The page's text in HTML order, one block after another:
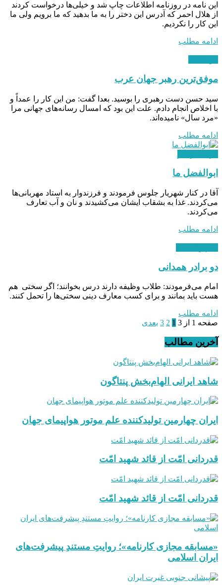
این نامه در روزنامه اطلاعات چاپ شد و خیلی‌ها درخواست کردند
از هلال‌ احمر که آدرس این دختر را به ما بدهید که ما برویم ولی ما
این کار را نکردیم.
ادامه مطلب
موفق‌ترین رهبر جهان عرب
سید حسن دست رهبری را بوسید. بعدا گفت: من این کار را عمداً و
با اخلاص انجام دادم. علت این بود که امسال رسانه‌های جهانی مرا
«مرد سال» نامیده‌اند.
ادامه مطلب
ابوالفضل ما
آقا در کنار شهریار جلوس فرمودند و فرزندوار به استاد مهربانی‌ها
می‌کردند. غذا به بشقاب ایشان می‌کشیدند و نان و آب تعارف
می‌کردند.
ادامه مطلب
دو برادر همدانی
امام می‌فرمودند: طلاب وظیفه دارند درس بخوانند؛ اگر سختی هم
هست باید بمانند و برای کسب معارف دینی سختی‌ها را تحمل کنند.
ادامه مطلب
صفحه 1 از 3
1
2
3 بعدی
آخرین مطالب
شاهد ایرانی الهام‌بخش پنتاگون
ایران چهارمین تولیدکننده علم موتور هواپیمای جهان
قدردانی امّت از قائد شهید امّت
قدردانی امّت از قائد شهید امّت
«مسابقه مجازی کارنامه»؛ روایتِ مستندِ پیشرفت‌های
ایران اسلامی